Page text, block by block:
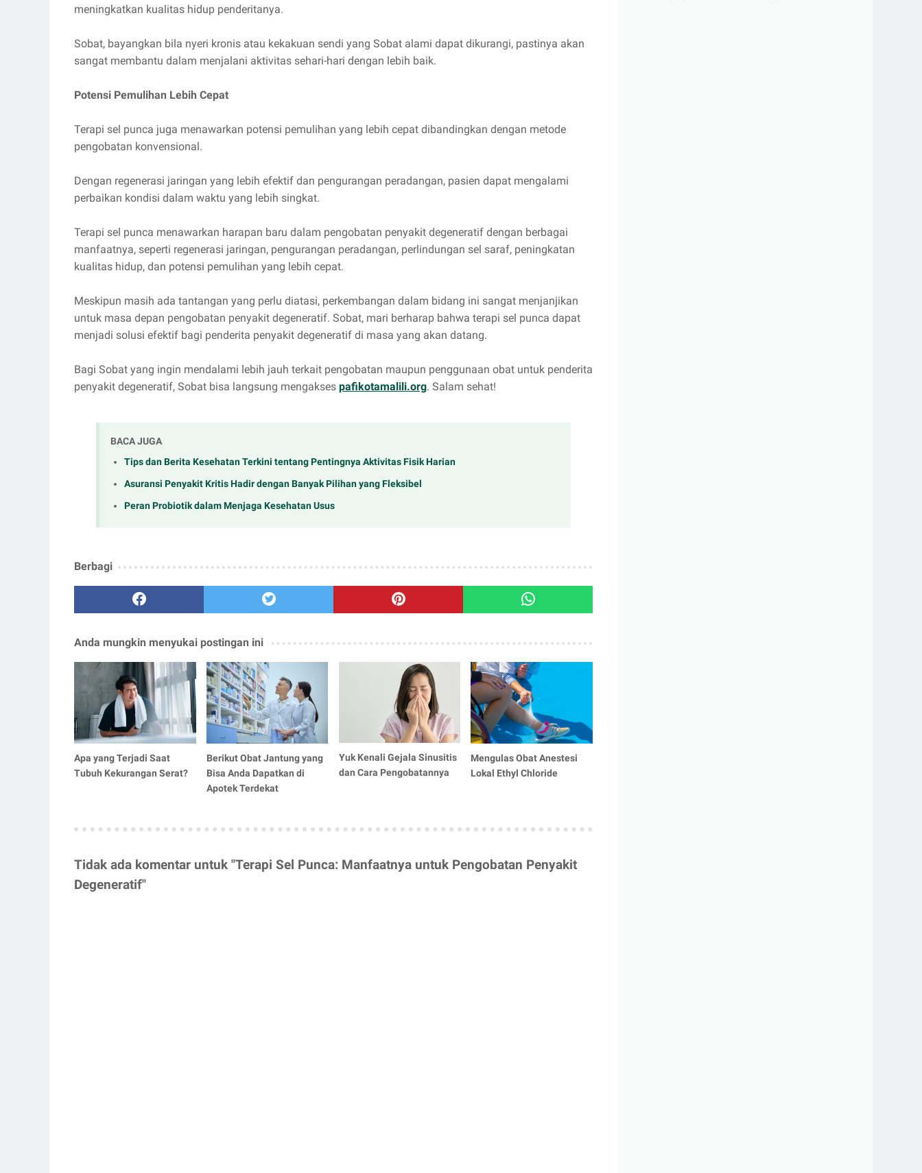
meningkatkan kualitas hidup penderitanya.
Sobat, bayangkan bila nyeri kronis atau kekakuan sendi yang Sobat alami dapat dikurangi, pastinya akan
sangat membantu dalam menjalani aktivitas sehari-hari dengan lebih baik.
Potensi Pemulihan Lebih Cepat
Terapi sel punca juga menawarkan potensi pemulihan yang lebih cepat dibandingkan dengan metode
pengobatan konvensional.
Dengan regenerasi jaringan yang lebih efektif dan pengurangan peradangan, pasien dapat mengalami
perbaikan kondisi dalam waktu yang lebih singkat.
Terapi sel punca menawarkan harapan baru dalam pengobatan penyakit degeneratif dengan berbagai
manfaatnya, seperti regenerasi jaringan, pengurangan peradangan, perlindungan sel saraf, peningkatan
kualitas hidup, dan potensi pemulihan yang lebih cepat.
Meskipun masih ada tantangan yang perlu diatasi, perkembangan dalam bidang ini sangat menjanjikan
untuk masa depan pengobatan penyakit degeneratif. Sobat, mari berharap bahwa terapi sel punca dapat
menjadi solusi efektif bagi penderita penyakit degeneratif di masa yang akan datang.
Bagi Sobat yang ingin mendalami lebih jauh terkait pengobatan maupun penggunaan obat untuk penderita
penyakit degeneratif, Sobat bisa langsung mengakses pafikotamalili.org. Salam sehat!
BACA JUGA
Tips dan Berita Kesehatan Terkini tentang Pentingnya Aktivitas Fisik Harian
Asuransi Penyakit Kritis Hadir dengan Banyak Pilihan yang Fleksibel
Peran Probiotik dalam Menjaga Kesehatan Usus
Berbagi
Anda mungkin menyukai postingan ini
Apa yang Terjadi Saat
Tubuh Kekurangan Serat?
Berikut Obat Jantung yang
Bisa Anda Dapatkan di
Apotek Terdekat
Yuk Kenali Gejala Sinusitis
dan Cara Pengobatannya
Mengulas Obat Anestesi
Lokal Ethyl Chloride
Tidak ada komentar untuk "Terapi Sel Punca: Manfaatnya untuk Pengobatan Penyakit
Degeneratif"